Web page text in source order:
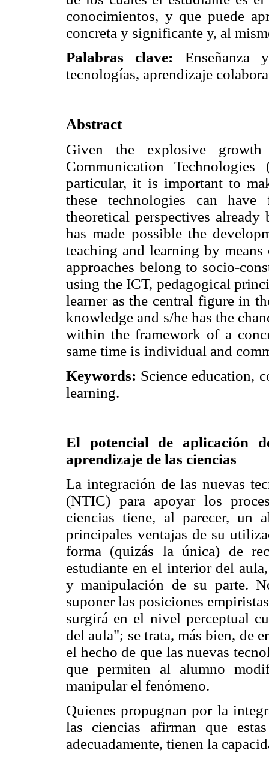
conocimientos, y que puede
concreta y significante y, al
Palabras clave: Enseñanza
tecnologías, aprendizaje
Abstract
Given the explosive
Communication
particular, it is important to
these technologies can
theoretical perspectives
has made possible the
teaching and learning by
approaches belong to socio-
using the ICT, pedagogical
learner as the central figure in
knowledge and s/he has the
within the framework of a
same time is individual and
Keywords: Science education,
learning.
El potencial de aplicación
aprendizaje de las ciencias
La integración de las nuevas
(NTIC) para apoyar los
ciencias tiene, al parecer, un
principales ventajas de su
forma (quizás la única) de
estudiante en el interior del
y manipulación de su parte.
suponer las posiciones
surgirá en el nivel perceptual
del aula"; se trata, más bien, de
el hecho de que las nuevas
que permiten al alumno
manipular el fenómeno.
Quienes propugnan por la
las ciencias afirman que
adecuadamente, tienen la